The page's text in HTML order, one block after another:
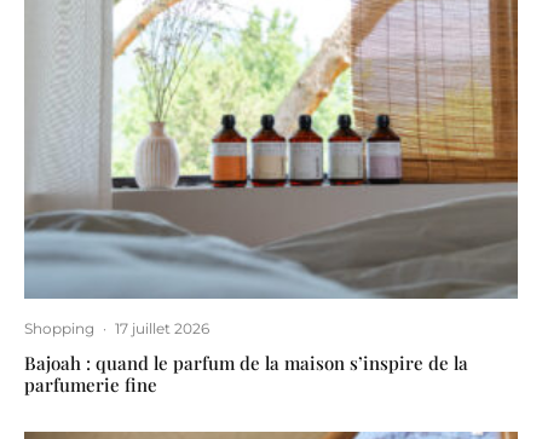
Shopping · 17 juillet 2026
Bajoah : quand le parfum de la maison s’inspire de la
parfumerie fine